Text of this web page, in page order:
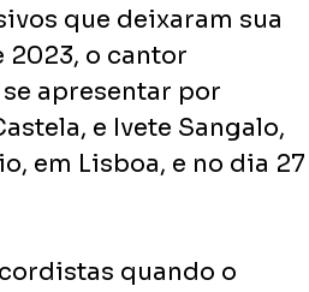
que deixaram sua
2023, o cantor
apresentar por
e Ivete Sangalo,
em Lisboa, e no dia 27
quando o